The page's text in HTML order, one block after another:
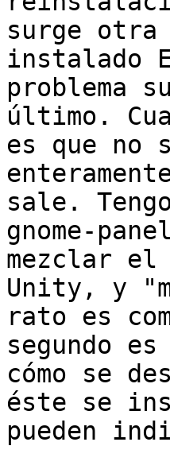
surge otra
instalado
problema
último.
es que no
sale.
gnome-
mezclar el
Unity, y
rato es
segundo
cómo se
éste se
pueden